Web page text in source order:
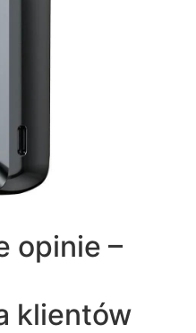
opinie –
klientów